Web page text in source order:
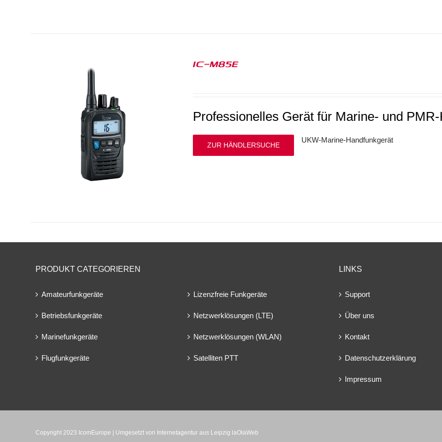
IC-M85E
Professionelles Gerät für Marine- und
UKW-Marine-Handfunkgerät
ZUR HÄNDLERSUCHE
PRODUKT CATEGORIEREN
Amateurfunkgeräte
Betriebsfunkgeräte
Marinefunkgeräte
Flugfunkgeräte
Lizenzfreie Funkgeräte
Netzwerklösungen (LTE)
Netzwerklösungen (WLAN)
Satelliten PTT
LINKS
Support
Über uns
Kontakt
Datenschutzerklärung
Impressum
Copyright 2023 IcomEurope | Umgesetzt von Internetagentur aus Leipzig laOlaWeb